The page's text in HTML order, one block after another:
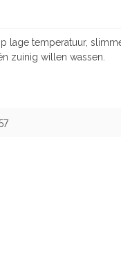
lage temperatuur,
zuinig willen wassen.